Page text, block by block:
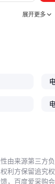
漂洗：
再用清
💡漂洗和
展开更多
由来源第三方负
利方保留追究权
，百度爱采购会